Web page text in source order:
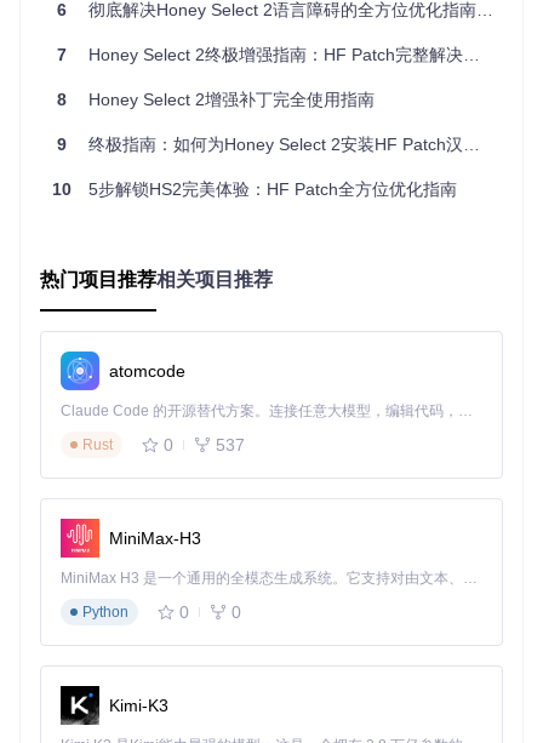
偏好启用特定功能。低配置系统建议关闭高清渲染模块以提升
ON格式存储，位于游戏目录下的hf_config.json。
针对不同硬件配置，补丁提供三级性能优化方案：
节能模式：降低纹理分辨率与特效等级，适合笔记本电脑
平衡模式：默认配置，兼顾画质与性能
性能模式：开启全部特效，适合高端游戏PC
通过修改配置文件中的"performance_level"参数可切换模式，
数值范围为0-2，分别对应上述三种模式。
补丁支持导入第三方模组资源，通过"mods"目录实现即插即
用。建议定期清理不再使用的模组以减少内存占用。模组加载
顺序可通过mod_order.txt文件进行调整，确保依赖关系正确。
用户贡献案例展示
角色定制扩展：增加200余种面部特征调节参数
6 彻底解决Honey Select 2语言障碍的全方位优化指南：从安装到精通的零障碍路径
7 Honey Select 2终极增强指南：HF Patch完整解决方案与一键配置方法
8 Honey Select 2增强补丁完全使用指南
9 终极指南：如何为Honey Select 2安装HF Patch汉化去码补丁
10 5步解锁HS2完美体验：HF Patch全方位优化指南
热门项目推荐相关项目推荐
atomcode
Claude Code 的开源替代方案。连接任意大模型，编辑代码，运行命令，自动验证 — 全自动执行。用 Rust 构建，极致性能。 ｜ An open-source alternative to Claude Code. Connect any LLM, edit code, run commands, and verify changes — autonomously. Built in Rust for speed. Get Started
Rust
0 537
MiniMax-H3
MiniMax H3 是一个通用的全模态生成系统。它支持对由文本、图像、视频和音频组成的多模态上下文进行统一理解，并能生成分辨率高达 2K、时长可达 15 秒的带原生立体声音频的视频。得益于面向任务泛化的系统设计，H3 在预训练阶段就已具备广泛的多模态上下文理解与生成能力，能够出色地执行复杂的多模态指令。
Python
0 0
Kimi-K3